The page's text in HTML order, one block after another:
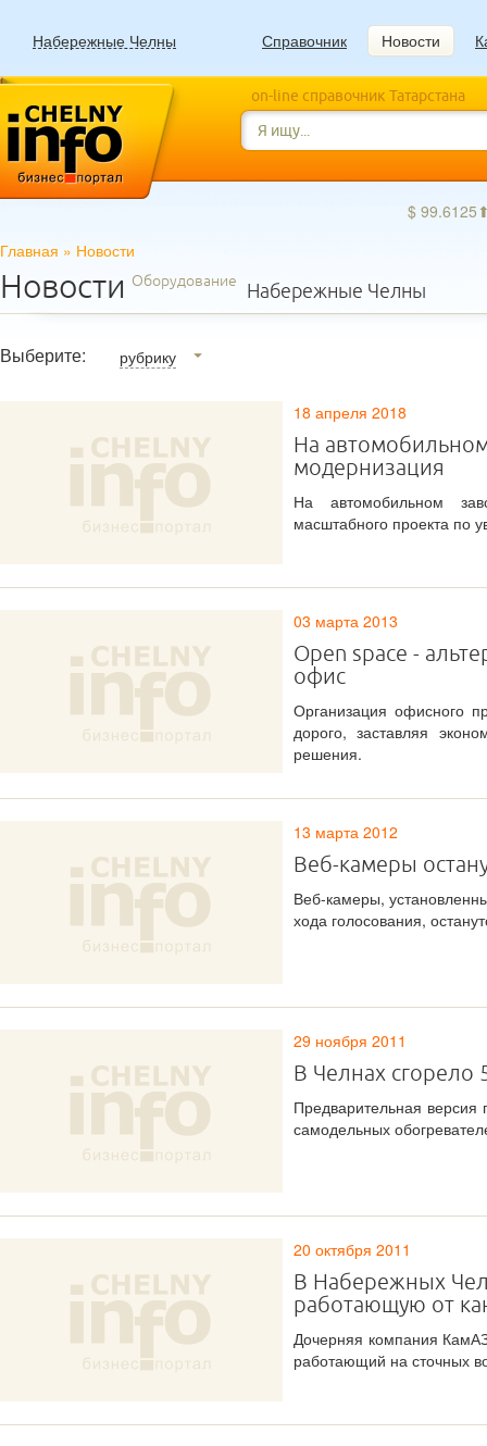
Набережные Челны Справочник Новости
on-line справочник Татарстана
$
Главная » Новости
Новости Оборудование Набережные Челны
Выберите: рубрику
18 апреля 2018
На
модернизация
На автомобильном
масштабного проекта по
03 марта 2013
Open space -
офис
Организация офисного
дорого, заставляя
решения.
13 марта 2012
Веб-камеры
Веб-камеры,
хода голосования,
29 ноября 2011
В Челнах сгорело
Предварительная версия
самодельных
20 октября 2011
В Набережных
работающую от
Дочерняя компания
работающий на сточных